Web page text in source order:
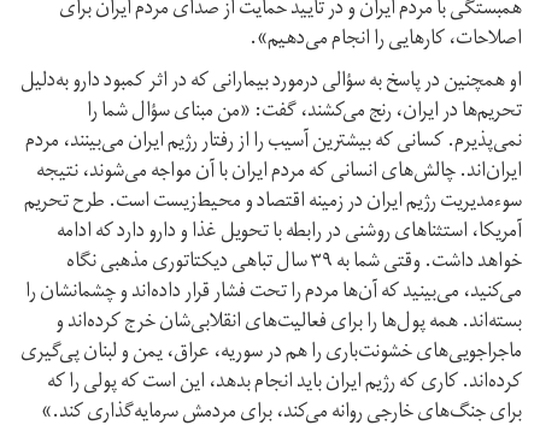
همبستگی با مردم ایران و در تأیید حمایت از صدای مردم ایران برای
اصلاحات، کارهایی را انجام می‌دهیم».
او همچنین در پاسخ به سؤالی درمورد بیمارانی که در اثر کمبود دارو به‌دلیل
تحریم‌ها در ایران، رنج می‌کشند، گفت: «من مبنای سؤال شما را
نمی‌پذیرم. کسانی که بیشترین آسیب را از رفتار رژیم ایران می‌بینند، مردم
ایران‌اند. چالش‌های انسانی که مردم ایران با آن مواجه می‌شوند، نتیجه
سوء‌مدیریت رژیم ایران در زمینه اقتصاد و محیط‌زیست است. طرح تحریم
آمریکا، استثناهای روشنی در رابطه با تحویل غذا و دارو دارد که ادامه
خواهد داشت. وقتی شما به ۳۹ سال تباهی دیکتاتوری مذهبی نگاه
می‌کنید، می‌بینید که آن‌ها مردم را تحت فشار قرار داده‌اند و چشمانشان را
بسته‌اند. همه پول‌ها را برای فعالیت‌های انقلابی‌شان خرج کرده‌اند و
ماجراجویی‌های خشونت‌باری را هم در سوریه، عراق، یمن و لبنان پی‌گیری
کرده‌اند. کاری که رژیم ایران باید انجام بدهد، این است که پولی را که
برای جنگ‌های خارجی روانه می‌کند، برای مردمش سرمایه‌گذاری کند.»